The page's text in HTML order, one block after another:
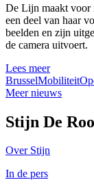
De Lijn maakt voor
een deel van haar
beelden en zijn
de camera uitvoert.
Lees meer
BrusselMobiliteit
Meer nieuws
Stijn De Roo
Over Stijn
In de pers